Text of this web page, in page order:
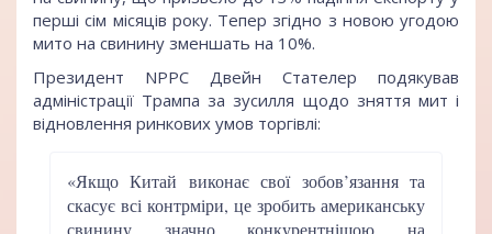
перші сім місяців року. Тепер згідно з новою угодою
мито на свинину зменшать на 10%.
Президент NPPC Двейн Стателер подякував
адміністрації Трампа за зусилля щодо зняття мит і
відновлення ринкових умов торгівлі:
«Якщо Китай виконає свої зобов’язання та
скасує всі контрміри, це зробить американську